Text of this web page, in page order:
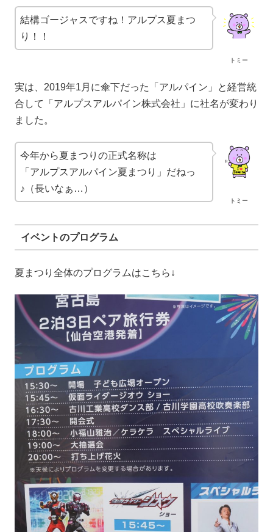
トミー
結構ゴージャスですね！アルプス夏まつ
り！！
実は、2019年1月に傘下だった「アルパイン」と経営統
合して「アルプスアルパイン株式会社」に社名が変わり
ました。
トミー
今年から夏まつりの正式名称は
「アルプスアルパイン夏まつり」だねっ
♪（長いなぁ…）
イベントのプログラム
夏まつり全体のプログラムはこちら↓